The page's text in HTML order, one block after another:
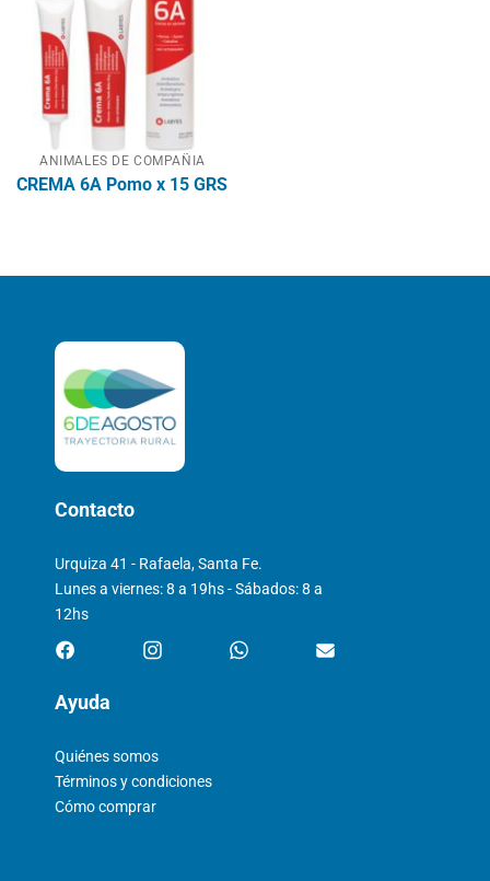
ANIMALES DE COMPAÑIA
CREMA 6A Pomo x 15 GRS
Contacto
Urquiza 41 - Rafaela, Santa Fe.
Lunes a viernes: 8 a 19hs - Sábados: 8 a
12hs
Ayuda
Quiénes somos
Términos y condiciones
Cómo comprar